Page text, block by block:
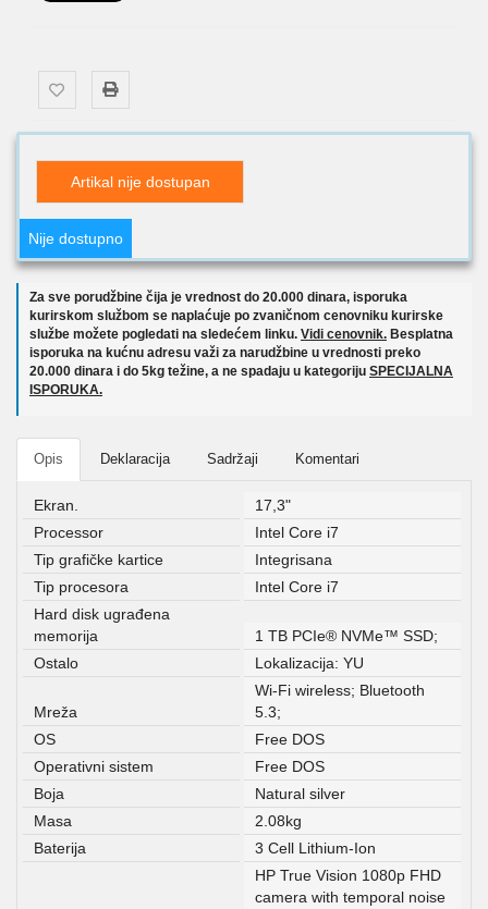
Artikal nije dostupan
Nije dostupno
Za sve porudžbine čija je vrednost do 20.000 dinara, isporuka
kurirskom službom se naplaćuje po zvaničnom cenovniku kurirske
službe možete pogledati na sledećem linku. Vidi cenovnik. Besplatna
isporuka na kućnu adresu važi za narudžbine u vrednosti preko
20.000 dinara i do 5kg težine, a ne spadaju u kategoriju SPECIJALNA
ISPORUKA.
Opis Deklaracija Sadržaji Komentari
Ekran.
17,3"
Processor
Intel Core i7
Tip grafičke kartice
Integrisana
Tip procesora
Intel Core i7
Hard disk ugrađena
memorija
1 TB PCIe® NVMe™ SSD;
Ostalo
Lokalizacija: YU
Mreža
Wi-Fi wireless; Bluetooth
5.3;
OS
Free DOS
Operativni sistem
Free DOS
Boja
Natural silver
Masa
2.08kg
Baterija
3 Cell Lithium-Ion
HP True Vision 1080p FHD
camera with temporal noise